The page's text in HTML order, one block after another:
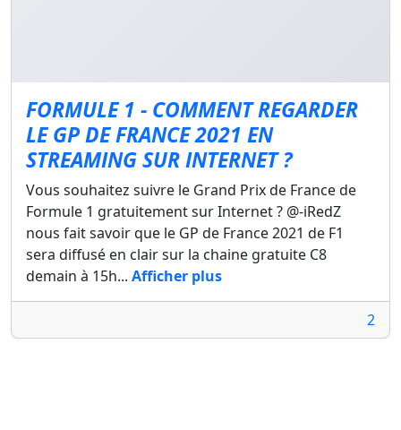
FORMULE 1 - COMMENT REGARDER
LE GP DE FRANCE 2021 EN
STREAMING SUR INTERNET ?
Vous souhaitez suivre le Grand Prix de France de
Formule 1 gratuitement sur Internet ? @-iRedZ
nous fait savoir que le GP de France 2021 de F1
sera diffusé en clair sur la chaine gratuite C8
demain à 15h... Afficher plus
2